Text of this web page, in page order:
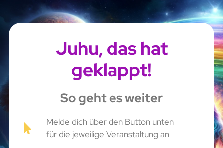
Juhu, das hat
geklappt!
So geht es weiter
Melde dich über den Button unten
für die jeweilige Veranstaltung an